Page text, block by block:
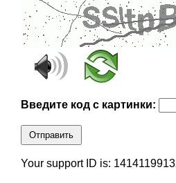
Введите код с картинки:
Отправить
Your support ID is: